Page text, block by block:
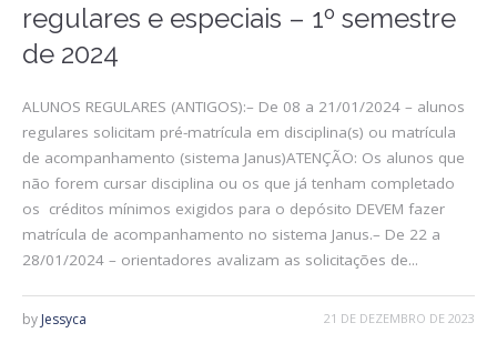
regulares e especiais – 1º semestre
de 2024
ALUNOS REGULARES (ANTIGOS):– De 08 a 21/01/2024 – alunos
regulares solicitam pré-matrícula em disciplina(s) ou matrícula
de acompanhamento (sistema Janus)ATENÇÃO: Os alunos que
não forem cursar disciplina ou os que já tenham completado
os créditos mínimos exigidos para o depósito DEVEM fazer
matrícula de acompanhamento no sistema Janus.– De 22 a
28/01/2024 – orientadores avalizam as solicitações de...
21 DE DEZEMBRO DE 2023
by Jessyca